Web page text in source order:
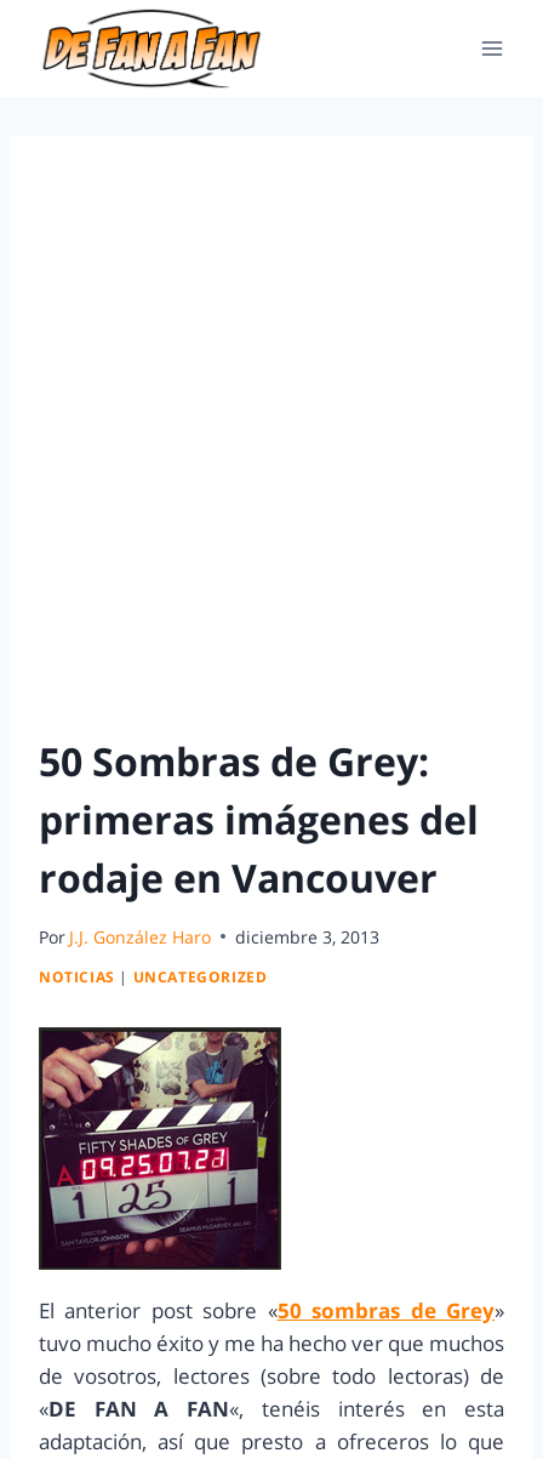
50 Sombras de Grey:
primeras imágenes del
rodaje en Vancouver
Por J.J. González Haro diciembre 3, 2013
NOTICIAS | UNCATEGORIZED
El anterior post sobre «50 sombras de Grey»
tuvo mucho éxito y me ha hecho ver que muchos
de vosotros, lectores (sobre todo lectoras) de
«DE FAN A FAN«, tenéis interés en esta
adaptación, así que presto a ofreceros lo que